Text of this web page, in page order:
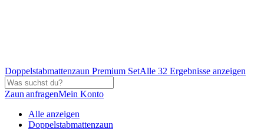
Doppelstabmattenzaun Premium SetAlle 32 Ergebnisse anzeigen
Zaun anfragenMein Konto
Alle anzeigen
Doppelstabmattenzaun